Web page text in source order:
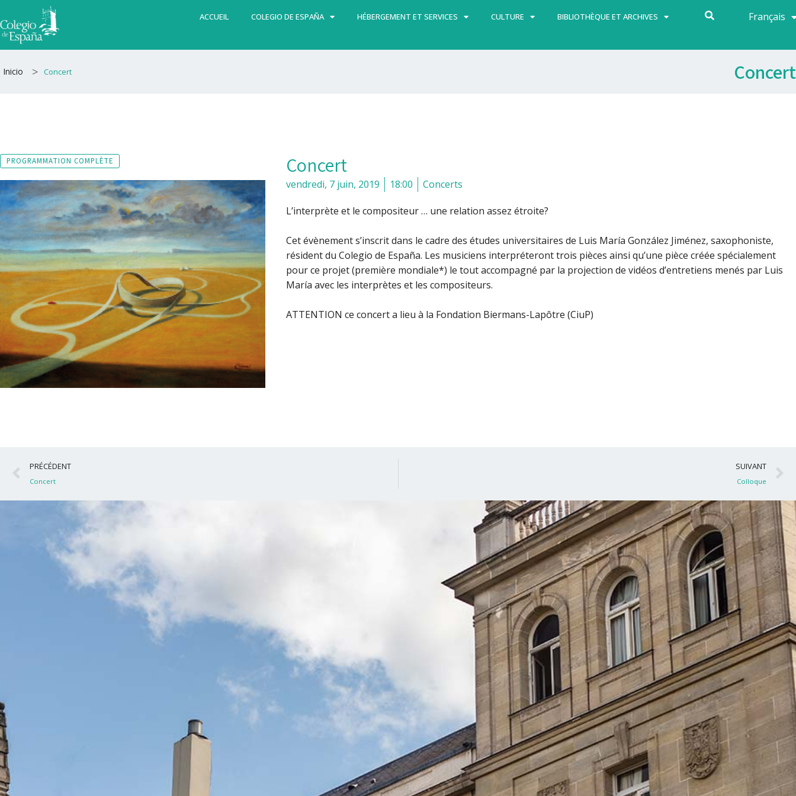
au
contenu
ACCUEIL COLEGIO DE ESPAÑA HÉBERGEMENT ET SERVICES CULTURE BIBLIOTHÈQUE ET ARCHIVES Français
Español
Inicio > Concert Concert
PROGRAMMATION COMPLÈTE Concert
vendredi, 7 juin, 2019 18:00 Concerts
L’interprète et le compositeur … une relation assez étroite?
Cet évènement s’inscrit dans le cadre des études universitaires de Luis María González Jiménez, saxophoniste,
résident du Colegio de España. Les musiciens interpréteront trois pièces ainsi qu’une pièce créée spécialement
pour ce projet (première mondiale*) le tout accompagné par la projection de vidéos d’entretiens menés par Luis
María avec les interprètes et les compositeurs.
ATTENTION ce concert a lieu à la Fondation Biermans-Lapôtre (CiuP)
Précédent
PRÉCÉDENT
Concert
SUIVANT
Colloque